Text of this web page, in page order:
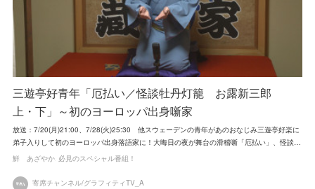
三遊亭好青年「厄払い／怪談牡丹灯籠 お露新三郎
上・下」～初のヨーロッパ出身噺家
放送：7/20(月)21:00、7/28(火)25:30 他スウェーデンの青年があのおなじみ三遊亭好楽に
弟子入りして初のヨーロッパ出身落語家に！大晦日の夜が舞台の滑稽噺「厄払い」、怪談…
鮮 あざやか 必見のスペシャル番組！
寄席チャンネル/グラフィティTV_A